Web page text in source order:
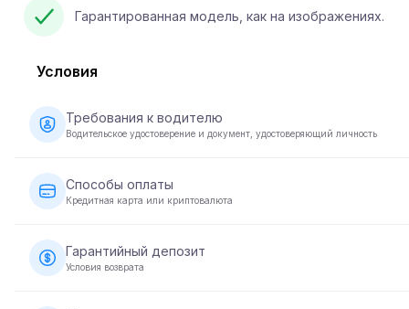
Гарантированная модель, как на изображениях.
Условия
Требования к водителю
Водительское удостоверение и документ, удостоверяющий личность
документ, удостоверяющий личность, для некоторых
автомобилей - не менее 2 лет водительского стажа.
Способы оплаты
Кредитная карта или криптовалюта
кредитной карты или криптовалюты. При бронировании
производится в полном размере для подтверждения
брони.
Гарантийный депозит
Условия возврата